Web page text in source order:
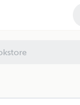
in Giappone